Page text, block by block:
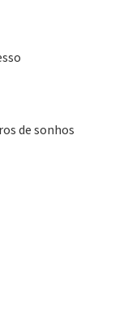
de sonhos